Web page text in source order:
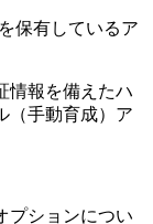
保有しているア
情報を備えたハ
（手動育成）ア
プションについ